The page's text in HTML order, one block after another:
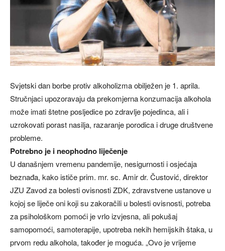
Svjetski dan borbe protiv alkoholizma obilježen je 1. aprila.
Stručnjaci upozoravaju da prekomjerna konzumacija alkohola
može imati štetne posljedice po zdravlje pojedinca, ali i
uzrokovati porast nasilja, razaranje porodica i druge društvene
probleme.
Potrebno je i neophodno liječenje
U današnjem vremenu pandemije, nesigurnosti i osjećaja
beznađa, kako ističe prim. mr. sc. Amir dr. Čustović, direktor
JZU Zavod za bolesti ovisnosti ZDK, zdravstvene ustanove u
kojoj se liječe oni koji su zakoračili u bolesti ovisnosti, potreba
za psihološkom pomoći je vrlo izvjesna, ali pokušaj
samopomoći, samoterapije, upotreba nekih hemijskih štaka, u
prvom redu alkohola, također je moguća. „Ovo je vrijeme